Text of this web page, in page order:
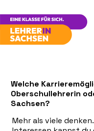
Welche
Oberschullehrerin
Sachsen?
Mehr als viele